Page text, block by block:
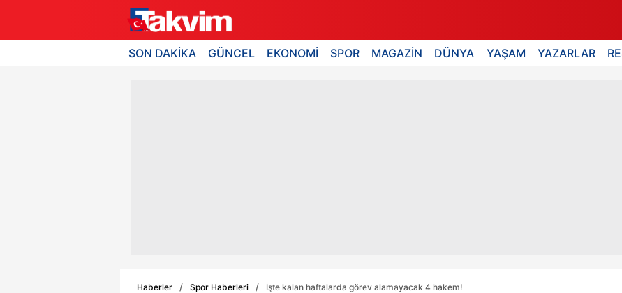
SON DAKİKA GÜNCEL EKONOMİ SPOR MAGAZİN DÜNYA YAŞAM YAZARLAR
Haberler Spor Haberleri İşte kalan haftalarda görev alamayacak 4 hakem!